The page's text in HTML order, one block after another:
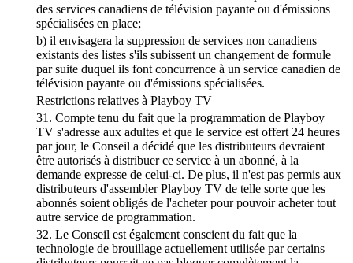
des services canadiens de télévision payante ou d'émissions
spécialisées en place;
b) il envisagera la suppression de services non canadiens
existants des listes s'ils subissent un changement de formule
par suite duquel ils font concurrence à un service canadien de
télévision payante ou d'émissions spécialisées.
Restrictions relatives à Playboy TV
31. Compte tenu du fait que la programmation de Playboy
TV s'adresse aux adultes et que le service est offert 24 heures
par jour, le Conseil a décidé que les distributeurs devraient
être autorisés à distribuer ce service à un abonné, à la
demande expresse de celui-ci. De plus, il n'est pas permis aux
distributeurs d'assembler Playboy TV de telle sorte que les
abonnés soient obligés de l'acheter pour pouvoir acheter tout
autre service de programmation.
32. Le Conseil est également conscient du fait que la
technologie de brouillage actuellement utilisée par certains